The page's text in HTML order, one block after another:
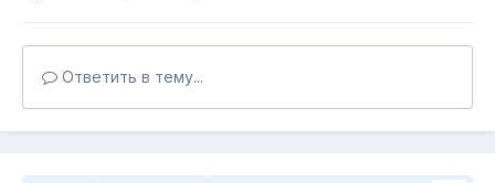
Но таки хочется уточнить у знающих.
Ответить в тему...